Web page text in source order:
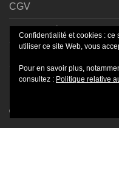
CGV
Mentions légales
Paiement sécurisé
©
Confidentialité et cookies : ce
utiliser ce site Web, vous
Pour en savoir plus,
consultez : Politique relative